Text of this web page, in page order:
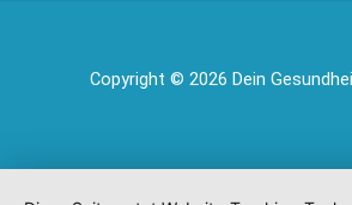
Copyright © 2026 Dein